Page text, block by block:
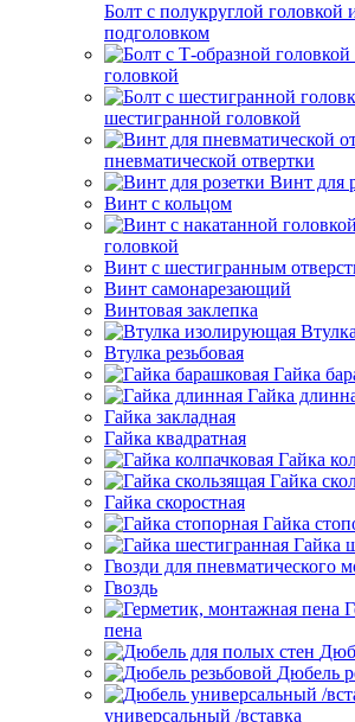
Болт с полукруглой головкой
подголовком
головкой
шестигранной головкой
пневматической отвертки
Винт для
Винт с кольцом
головкой
Винт с шестигранным
Винт самонарезающий
Винтовая заклепка
Втулка резьбовая
Гайка
Гайка
Гайка закладная
Гайка квадратная
Гайка
Гайка
Гайка скоростная
Гайка
Гайка
Гвозди для пневматического
Гвоздь
пена
Дюбель
универсальный /вставка